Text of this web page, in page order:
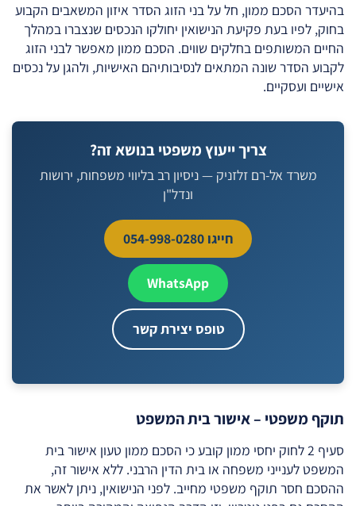
בהיעדר הסכם ממון, חל על בני הזוג הסדר איזון המשאבים הקבוע
בחוק, לפיו בעת פקיעת הנישואין יחולקו הנכסים שנצברו במהלך
החיים המשותפים בחלקים שווים. הסכם ממון מאפשר לבני הזוג
לקבוע הסדר שונה המתאים לנסיבותיהם האישיות, ולהגן על נכסים
אישיים ועסקיים.
צריך ייעוץ משפטי בנושא זה?
משרד אל-רם זלזניק — ניסיון רב בליווי משפחות, ירושות
ונדל"ן
חייגו 054-998-0280
WhatsApp
טופס יצירת קשר
תוקף משפטי – אישור בית המשפט
סעיף 2 לחוק יחסי ממון קובע כי הסכם ממון טעון אישור בית
המשפט לענייני משפחה או בית הדין הרבני. ללא אישור זה,
ההסכם חסר תוקף משפטי מחייב. לפני הנישואין, ניתן לאשר את